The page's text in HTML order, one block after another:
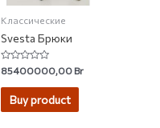
Классические
Svesta Брюки
Rated
0
out
85400000,00Br
Buy product